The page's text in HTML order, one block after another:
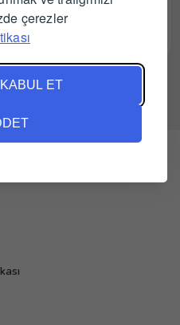
çerezler
ET
Aparatı